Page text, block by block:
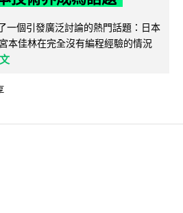
一個引發廣泛討論的熱門話題：日本
本佳林在完全沒有編程經驗的情況